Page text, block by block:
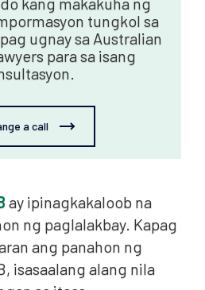
tungkol sa
ugnay sa Australian
para sa isang
a call
ay ipinagkakaloob na
ng paglalakbay. Kapag
ang panahon ng
isasaalang alang nila